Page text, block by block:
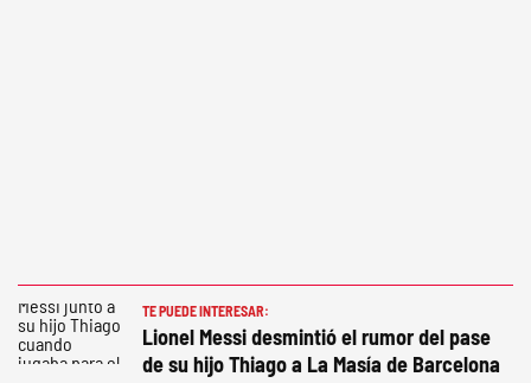
TE PUEDE INTERESAR:
Lionel Messi desmintió el rumor del pase
de su hijo Thiago a La Masía de Barcelona